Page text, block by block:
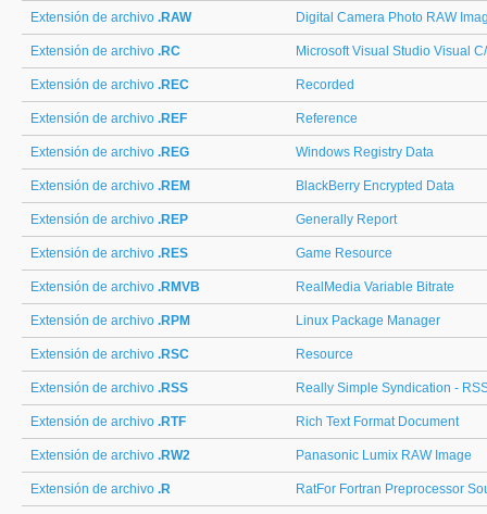
Extensión de archivo .RAW Digital Camera Photo RAW
Extensión de archivo .RC Microsoft Visual Studio Visual
Extensión de archivo .REC Recorded
Extensión de archivo .REF Reference
Extensión de archivo .REG Windows Registry Data
Extensión de archivo .REM BlackBerry Encrypted Data
Extensión de archivo .REP Generally Report
Extensión de archivo .RES Game Resource
Extensión de archivo .RMVB RealMedia Variable Bitrate
Extensión de archivo .RPM Linux Package Manager
Extensión de archivo .RSC Resource
Extensión de archivo .RSS Really Simple Syndication -
Extensión de archivo .RTF Rich Text Format Document
Extensión de archivo .RW2 Panasonic Lumix RAW Image
Extensión de archivo .R RatFor Fortran Preprocessor